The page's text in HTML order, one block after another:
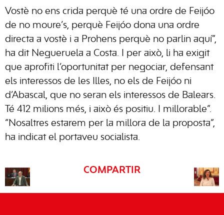
Vostè no ens crida perquè té una ordre de Feijóo
de no moure’s, perquè Feijóo dona una ordre
directa a vostè i a Prohens perquè no parlin aquí”,
ha dit Negueruela a Costa. I per això, li ha exigit
que aprofiti l’oportunitat per negociar, defensant
els interessos de les Illes, no els de Feijóo ni
d’Abascal, que no seran els interessos de Balears.
Té 412 milions més, i això és positiu. I millorable”.
“Nosaltres estarem per la millora de la proposta”,
ha indicat el portaveu socialista.
COMPARTIR